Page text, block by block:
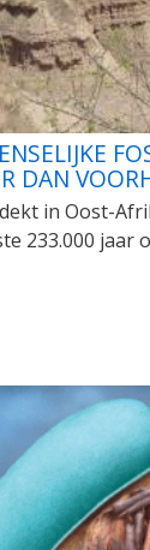
DAN
in Oost-
233.000 jaar